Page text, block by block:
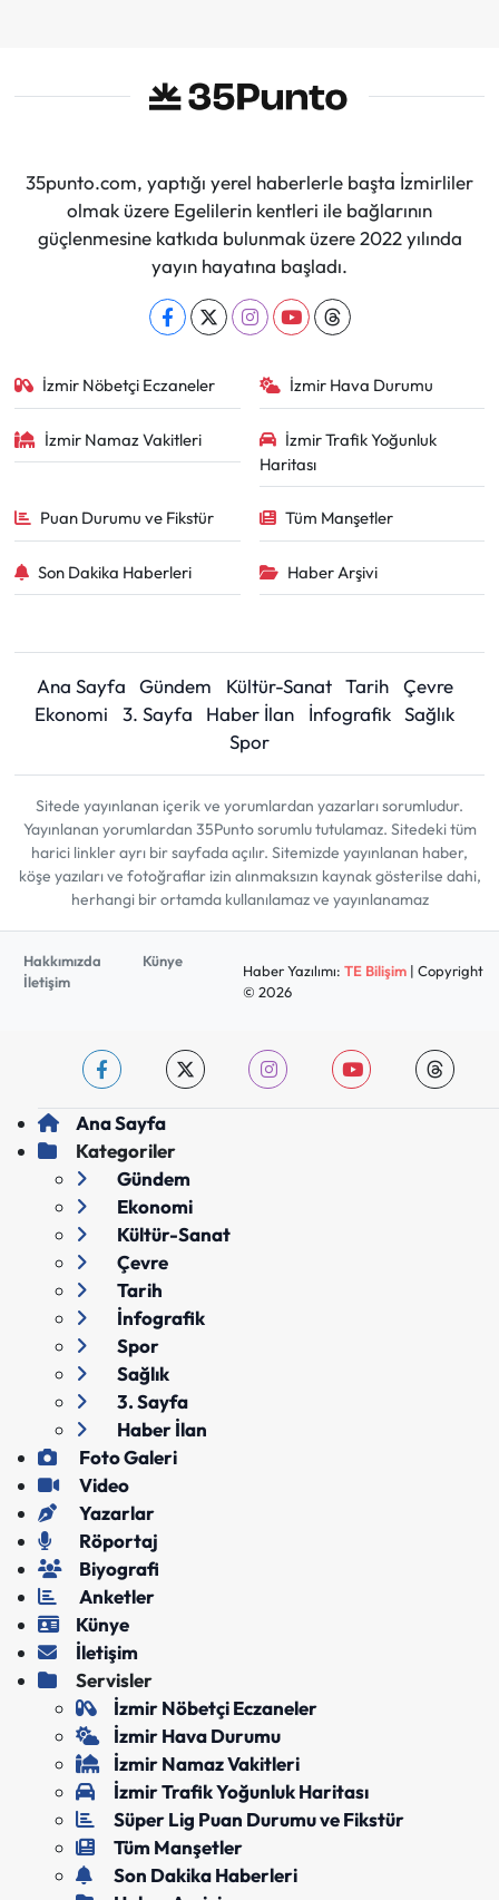
35punto.com, yaptığı yerel haberlerle başta İzmirliler
olmak üzere Egelilerin kentleri ile bağlarının
güçlenmesine katkıda bulunmak üzere 2022 yılında
yayın hayatına başladı.
İzmir Nöbetçi Eczaneler İzmir Hava Durumu
İzmir Namaz Vakitleri
İzmir Trafik Yoğunluk
Haritası
Puan Durumu ve Fikstür Tüm Manşetler
Son Dakika Haberleri Haber Arşivi
Ana Sayfa Gündem Kültür-Sanat Tarih
Çevre
Ekonomi
3. Sayfa Haber İlan İnfografik Sağlık
Spor
Sitede yayınlanan içerik ve yorumlardan yazarları sorumludur.
Yayınlanan yorumlardan 35Punto sorumlu tutulamaz. Sitedeki tüm
harici linkler ayrı bir sayfada açılır. Sitemizde yayınlanan haber,
köşe yazıları ve fotoğraflar izin alınmaksızın kaynak gösterilse dahi,
herhangi bir ortamda kullanılamaz ve yayınlanamaz
Hakkımızda
Künye
İletişim
Haber Yazılımı: TE Bilişim| Copyright
© 2026
Ana Sayfa
Kategoriler
Gündem
Ekonomi
Kültür-Sanat
Çevre
Tarih
İnfografik
Spor
Sağlık
3. Sayfa
Haber İlan
Foto Galeri
Video
Yazarlar
Röportaj
Biyografi
Anketler
Künye
İletişim
Servisler
İzmir Nöbetçi Eczaneler
İzmir Hava Durumu
İzmir Namaz Vakitleri
İzmir Trafik Yoğunluk Haritası
Süper Lig Puan Durumu ve Fikstür
Tüm Manşetler
Son Dakika Haberleri